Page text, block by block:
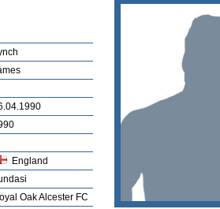
England
Oak Alcester FC